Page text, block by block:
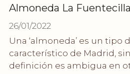
Almoneda La Fuentecilla
26/01/2022
Una ‘almoneda’ es un
característico de Madrid,
definición es ambigua en